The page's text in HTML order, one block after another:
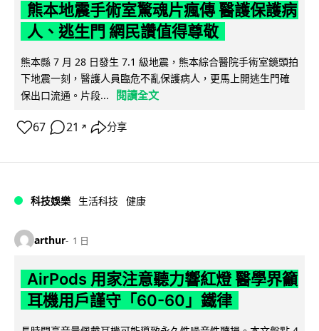
熊本地震手術室驚魂片瘋傳 醫護保護病
人、逃生門 網民讚值得尊敬
熊本縣 7 月 28 日發生 7.1 級地震，熊本綜合醫院手術室鏡頭拍
下地震一刻，醫護人員臨危不亂保護病人，更馬上開逃生門確
保出口流通。片段...
閱讀全文
67 21 ↗ 分享
科技娛樂 生活科技 健康
arthur 1 日
AirPods 用家注意聽力響紅燈 醫學界籲
耳機用戶謹守「60-60」鐵律